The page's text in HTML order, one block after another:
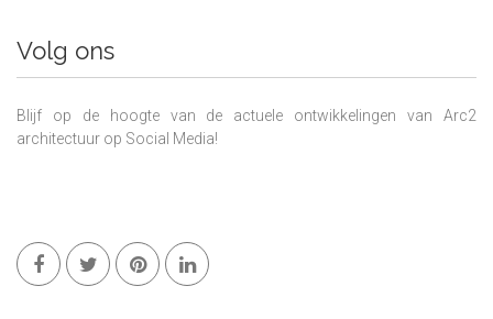
Volg ons
Blijf op de hoogte van de actuele ontwikkelingen van Arc2
architectuur op Social Media!